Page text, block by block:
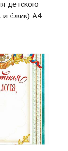
детского
и ёжик) А4